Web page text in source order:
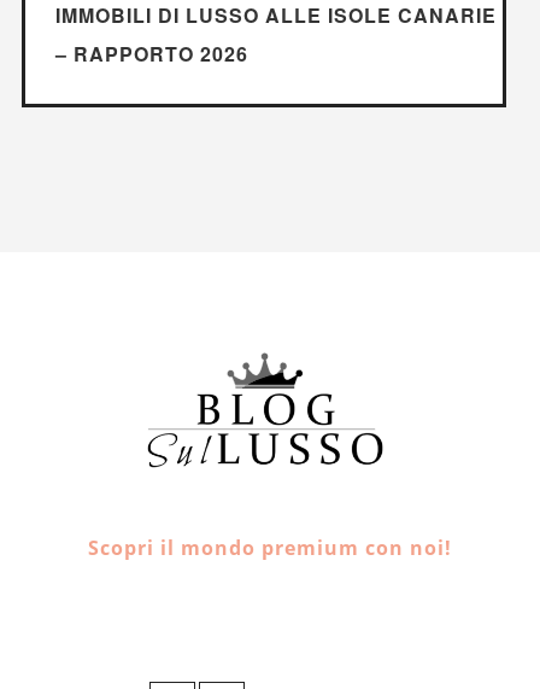
IMMOBILI DI LUSSO ALLE ISOLE CANARIE
– RAPPORTO 2026
Scopri il mondo premium con noi!